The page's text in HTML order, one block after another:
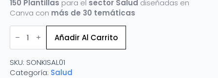
150 Plantillas para el sector Salud diseñadas en
Canva con más de 30 temáticas
150
Plantillas
sector
Salud
para
Facebook
Añadir Al Carrito
SKU: SONKISAL01
Categoría: Salud